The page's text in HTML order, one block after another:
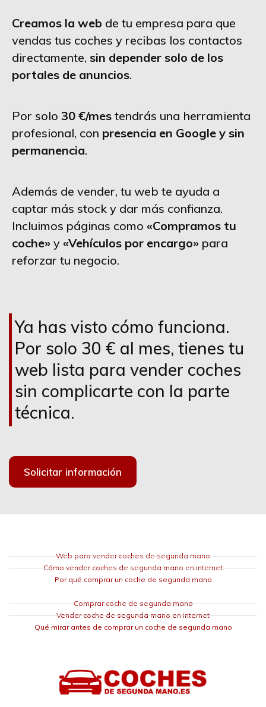
Creamos la web de tu empresa para que
vendas tus coches y recibas los contactos
directamente, sin depender solo de los
portales de anuncios.
Por solo 30 €/mes tendrás una herramienta
profesional, con presencia en Google y sin
permanencia.
Además de vender, tu web te ayuda a
captar más stock y dar más confianza.
Incluimos páginas como «Compramos tu
coche» y «Vehículos por encargo» para
reforzar tu negocio.
Ya has visto cómo funciona.
Por solo 30 € al mes, tienes tu
web lista para vender coches
sin complicarte con la parte
técnica.
Solicitar información
Web para vender coches de segunda mano
Cómo vender coches de segunda mano en internet
Por qué comprar un coche de segunda mano
Comprar coche de segunda mano
Vender coche de segunda mano en internet
Qué mirar antes de comprar un coche de segunda mano